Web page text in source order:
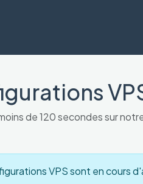
de 120 secondes sur
VPS sont en cours